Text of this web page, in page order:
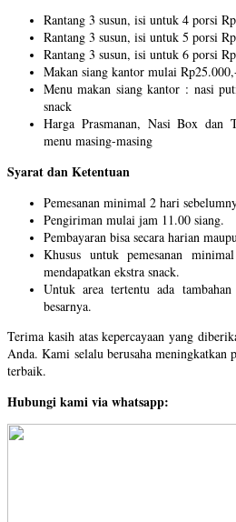
Rantang 3 susun, isi untuk 4 porsi
Rantang 3 susun, isi untuk 5 porsi
Rantang 3 susun, isi untuk 6 porsi
Makan siang kantor mulai
Menu makan siang kantor : nasi
snack
Harga Prasmanan, Nasi Box
menu masing-masing
Syarat dan Ketentuan
Pemesanan minimal 2 hari
Pengiriman mulai jam 11.00 siang.
Pembayaran bisa secara harian
Khusus untuk pemesanan
mendapatkan ekstra snack.
Untuk area tertentu ada
besarnya.
Terima kasih atas kepercayaan yang
Anda. Kami selalu berusaha meningkatkan
terbaik.
Hubungi kami via whatsapp: